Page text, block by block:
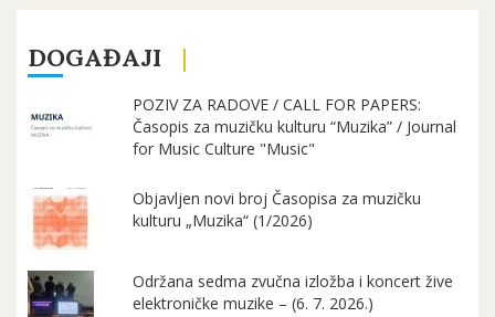
DOGAĐAJI
POZIV ZA RADOVE / CALL FOR PAPERS:
Časopis za muzičku kulturu “Muzika” / Journal
for Music Culture "Music"
Objavljen novi broj Časopisa za muzičku
kulturu „Muzika“ (1/2026)
Održana sedma zvučna izložba i koncert žive
elektroničke muzike – (6. 7. 2026.)